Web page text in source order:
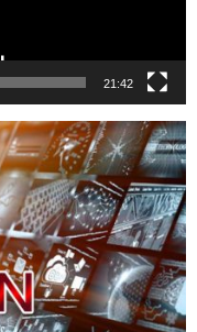
21:42